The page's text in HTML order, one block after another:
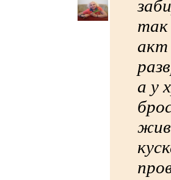
так
акт
а у